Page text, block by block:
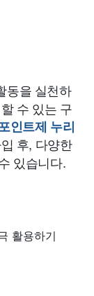
동을 실천하
수 있는 구
인트제 누리
후, 다양한
있습니다.
활용하기